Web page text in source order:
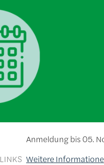
Anmeldung bis 05.
LINKS Weitere